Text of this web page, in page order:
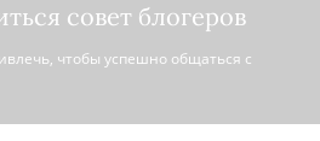
совет блогеров
чтобы успешно общаться с